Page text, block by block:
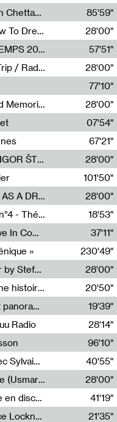
Formule Magique #3 : Selim-a Attalah Chettaoui
85'59"
Radia Show #1103 : “Learning AI How To Dream” by Sebastian Dingens (Radio Campus Bruxelles)
28'00"
LA PYRAMIDE DE BOIS 12 / PRINTEMPS 2026
57'51"
Radia Show #1102 : The Economic Trip / Radio Grenouille
28'00"
77'10"
Radia Show Show #1101 : Embedded Memories by Jimmy Peggie / radioart106
28'00"
07'54"
67'21"
Radia Show #1100 : 74.48 DB(A) BY IGOR ŠTROMAJER FOR RADIO X
28'00"
101'50"
Radia Show #1099: TEA FM LORCA AS A DREAM
28'00"
Mimésis : MATERIA PRIMA # étude n°4 - Théâtre de l’Aquarium
18'53"
Ok Deluxe (full album) - I Don't Believe In Computing
37'11"
»
230'49"
Radia Show #1098: Radio Tecnicolor by Stefan Nussbaumer & Georg Zichy (Radio Orange 94.0)
28'00"
Mémoires en Creux #2 : Archive d'une histoire artistique
20'50"
Mémoires en Creux #1 : Contexte et panorama
19'39"
Radio
28'14"
96'10"
Anatomie du Tomason, entretien avec Sylvain Cardonnel
40'55"
Radia Show #1095 : To Communicate (Usmaradio)
28'00"
Light turbulences #2 : Jérôme Game en discussion avec Thomas Corlin
41'19"
Light turbulences #3 : Le Châ (Lutèce Lockness)
21'35"